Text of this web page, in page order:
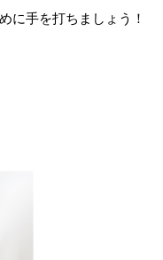
に手を打ちましょう！